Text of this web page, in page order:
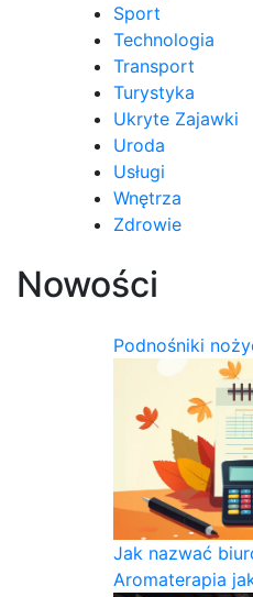
Sport
Technologia
Transport
Turystyka
Ukryte Zajawki
Uroda
Usługi
Wnętrza
Zdrowie
Nowości
Podnośniki
Jak nazwać
Aromaterapia